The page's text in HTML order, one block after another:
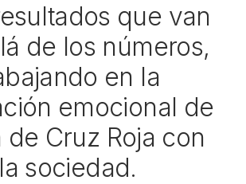
que van
de los números,
en la
emocional de
de Cruz Roja con
la sociedad.